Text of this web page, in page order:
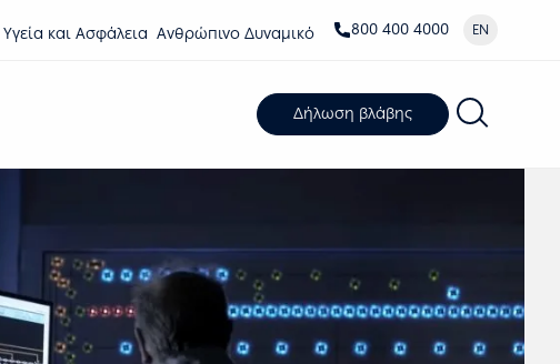
Υγεία και Ασφάλεια Ανθρώπινο Δυναμικό 800 400 4000 EN
Δήλωση βλάβης